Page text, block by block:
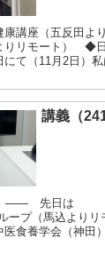
講座（五反田よ
りリモート） ◆
て（11月2日）
五反田にて先日ネ
講義（
（32
ープ（馬込より
食養学会（神田